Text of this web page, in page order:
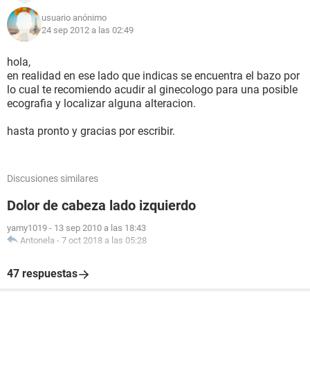
usuario anónimo
24 sep 2012 a las 02:49
hola,
en realidad en ese lado que indicas se encuentra el bazo por
lo cual te recomiendo acudir al ginecologo para una posible
ecografia y localizar alguna alteracion.
hasta pronto y gracias por escribir.
Discusiones similares
Dolor de cabeza lado izquierdo
yamy1019 - 13 sep 2010 a las 18:43
Antonela - 7 oct 2018 a las 05:28
47 respuestas